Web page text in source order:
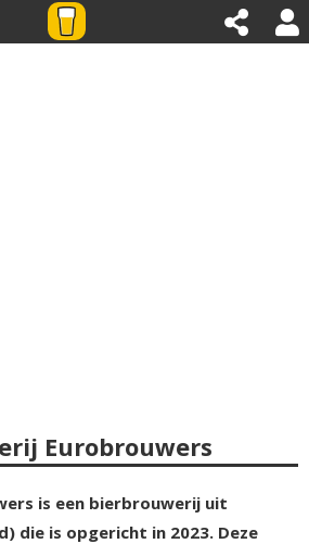
Eurobrouwers
is een bierbrouwerij uit
die is opgericht in 2023. Deze